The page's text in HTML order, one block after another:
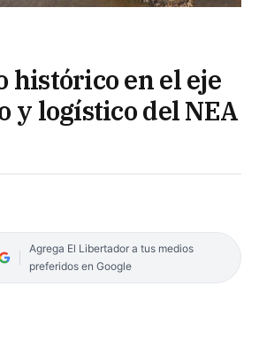
histórico en el eje
y logístico del NEA
Agrega El Libertador a tus medios
preferidos en Google